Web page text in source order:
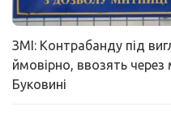
ЗМІ: Контрабанду під
ймовірно, ввозять через
Буковині